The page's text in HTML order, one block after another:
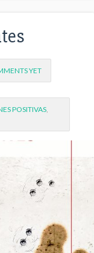
YET
POSITIVAS,